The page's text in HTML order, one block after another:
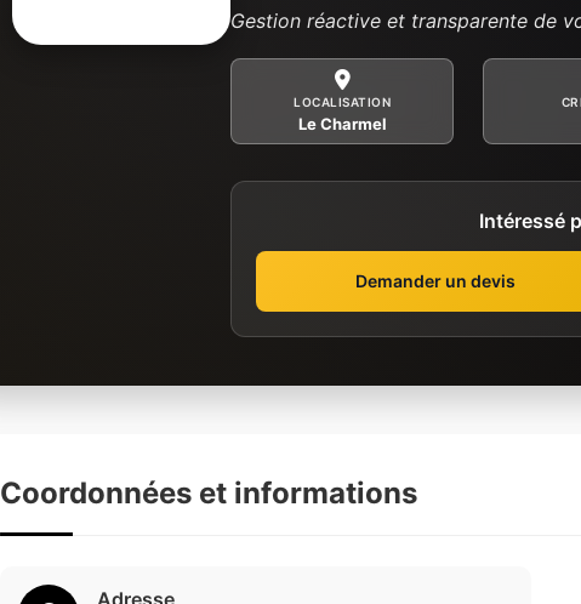
Gestion réactive et transparente de
LOCALISATION
Le Charmel
Intéressé
Demander un devis
Coordonnées et informations
Adresse